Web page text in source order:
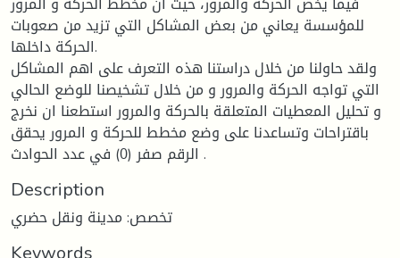
للمؤسسة يعاني من بعض المشاكل التي تزيد من صعوبات
الحركة داخلها.
ولقد حاولنا من خلال دراستنا هذه التعرف على اهم المشاكل
التي تواجه الحركة والمرور و من خلال تشخيصنا للوضع الحالي
و تحليل المعطيات المتعلقة بالحركة والمرور استطعنا ان نخرج
باقتراحات وتساعدنا على وضع مخطط للحركة و المرور يحقق
الرقم صفر (0) في عدد الحوادث .
Description
تخصص: مدينة ونقل حضري